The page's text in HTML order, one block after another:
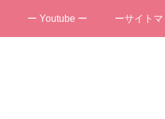
ー Youtube ー ーサイト